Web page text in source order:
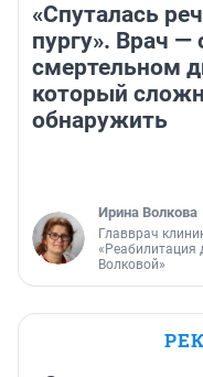
«Спуталась
пургу». Врач —
смертельном
который
обнаружить
Ирина Волкова
Главврач
«Реабилитация
Волковой»